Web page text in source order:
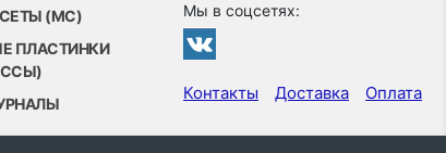
(MC)
ПЛАСТИНКИ
Мы в соцсетях:
Контакты Доставка Оплата